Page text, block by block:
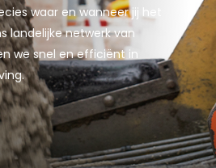
waar en wanneer jij het
landelijke netwerk van
we snel en efficiënt in